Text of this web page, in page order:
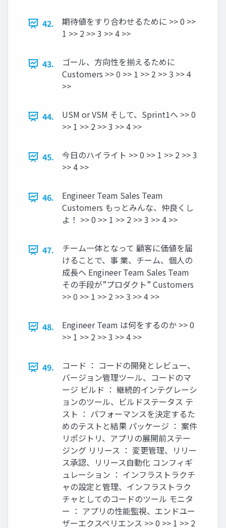
42.
期待値をすり合わせるために >> 0 >>
1 >> 2 >> 3 >> 4 >>
43.
ゴール、方向性を揃えるために
Customers >> 0 >> 1 >> 2 >> 3 >> 4
>>
44.
USM or VSM そして、Sprint1へ >> 0
>> 1 >> 2 >> 3 >> 4 >>
45.
今日のハイライト >> 0 >> 1 >> 2 >> 3
>> 4 >>
46.
Engineer Team Sales Team
Customers もっとみんな、仲良くし
よ！ >> 0 >> 1 >> 2 >> 3 >> 4 >>
47.
チーム一体となって 顧客に価値を届
けることで、事 業、チーム、個人の
成長へ Engineer Team Sales Team
その手段が”プロダクト” Customers
>> 0 >> 1 >> 2 >> 3 >> 4 >>
48.
Engineer Team は何をするのか >> 0
>> 1 >> 2 >> 3 >> 4 >>
49.
コード ： コードの開発とレビュー、
バージョン管理ツール、コードのマ
ージ ビルド ： 継続的インテグレーシ
ョンのツール、ビルドステータス テ
スト ： パフォーマンスを決定するた
めのテストと結果 パッケージ ： 案件
リポジトリ、アプリの展開前ステー
ジング リリース ： 変更管理、リリー
ス承認、リリース自動化 コンフィギ
ュレーション ： インフラストラクチ
ャの設定と管理、インフラストラク
チャとしてのコードのツール モニタ
ー ： アプリの性能監視、エンドユー
ザーエクスペリエンス >> 0 >> 1 >> 2